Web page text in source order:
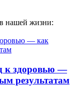
нашей жизни:
к здоровью —
результатам